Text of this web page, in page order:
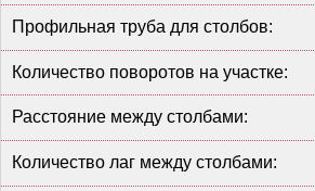
Профильная труба для столбов:
Количество поворотов на участке:
Расстояние между столбами:
Количество лаг между столбами: